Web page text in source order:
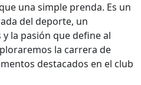
una simple prenda. Es un
del deporte, un
la pasión que define al
la carrera de
destacados en el club